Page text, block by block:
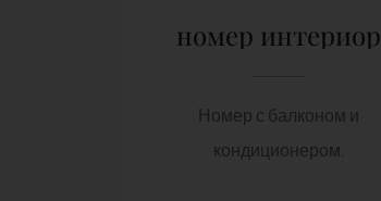
номер интериор
Номер с балконом и
кондиционером.